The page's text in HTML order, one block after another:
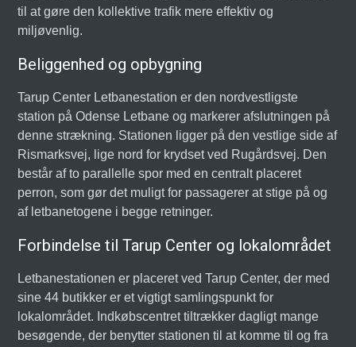
til at gøre den kollektive trafik mere effektiv og
miljøvenlig.
Beliggenhed og opbygning
Tarup Center Letbanestation er den nordvestligste
station på Odense Letbane og markerer afslutningen på
denne strækning. Stationen ligger på den vestlige side af
Rismarksvej, lige nord for krydset ved Rugårdsvej. Den
består af to parallelle spor med en centralt placeret
perron, som gør det muligt for passagerer at stige på og
af letbanetogene i begge retninger.
Forbindelse til Tarup Center og lokalområdet
Letbanestationen er placeret ved Tarup Center, der med
sine 44 butikker er et vigtigt samlingspunkt for
lokalområdet. Indkøbscentret tiltrækker dagligt mange
besøgende, der benytter stationen til at komme til og fra